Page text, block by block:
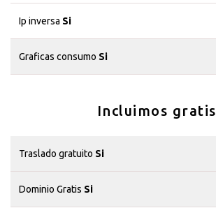
Ip inversa Si
Graficas consumo Si
Incluimos gratis
Traslado gratuito Si
Dominio Gratis Si